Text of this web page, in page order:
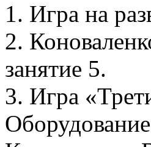
1. Игра на
2.
занятие 5.
3. Игра